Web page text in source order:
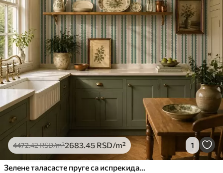
4472.42RSD/m²2683.45 RSD/m² 1
Зелене таласасте пруге са испрекиданим линијама